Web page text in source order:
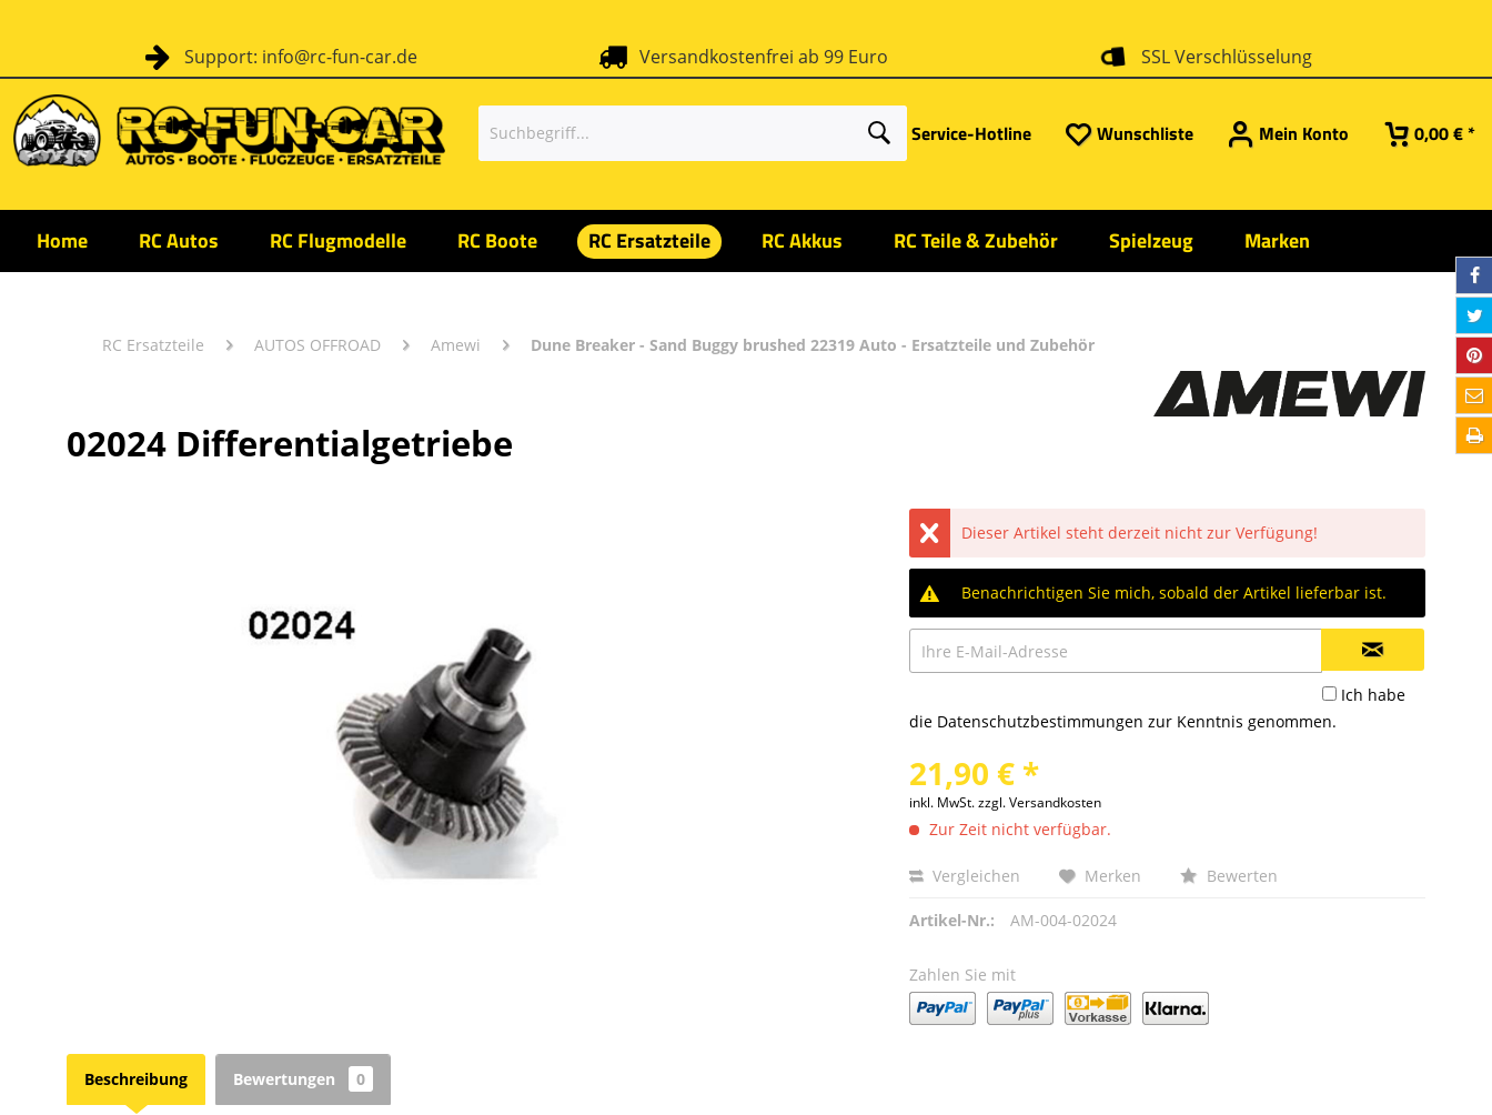
Support: info@rc-fun-car.de Versandkostenfrei ab 99 Euro SSL Verschlüsselung
Service-Hotline Wunschliste Mein Konto 0,00 € *
Home RC Autos RC Flugmodelle RC Boote RC Ersatzteile RC Akkus RC Teile & Zubehör Spielzeug Marken
RC Ersatzteile AUTOS OFFROAD Amewi Dune Breaker - Sand Buggy brushed 22319 Auto - Ersatzteile und Zubehör
02024 Differentialgetriebe
Dieser Artikel steht derzeit nicht zur Verfügung!
Benachrichtigen Sie mich, sobald der Artikel lieferbar ist.
Ich habe
die Datenschutzbestimmungen zur Kenntnis genommen.
21,90 € *
inkl. MwSt.zzgl. Versandkosten
Zur Zeit nicht verfügbar.
Vergleichen Merken Bewerten
Artikel-Nr.: AM-004-02024
Zahlen Sie mit
Beschreibung Bewertungen 0